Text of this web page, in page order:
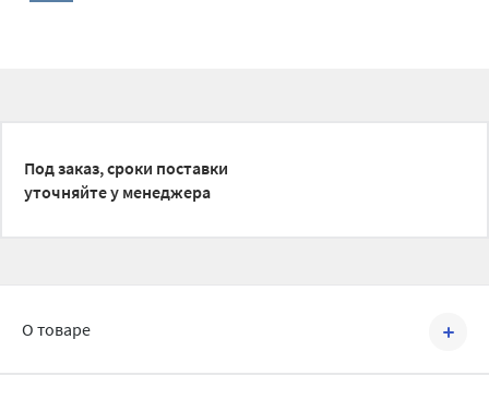
Под заказ, сроки поставки
уточняйте у менеджера
О товаре